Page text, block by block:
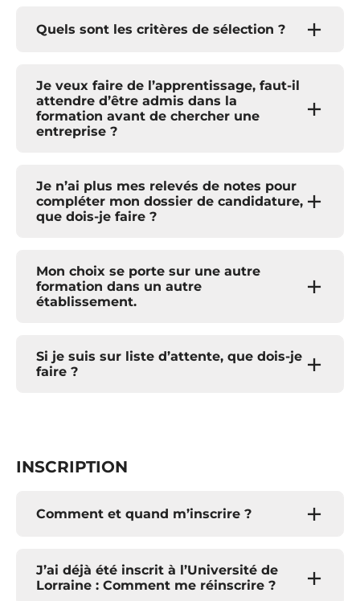
Quels sont les critères de sélection ?
Je veux faire de l’apprentissage, faut-il
attendre d’être admis dans la
formation avant de chercher une
entreprise ?
Je n’ai plus mes relevés de notes pour
compléter mon dossier de candidature,
que dois-je faire ?
Mon choix se porte sur une autre
formation dans un autre
établissement.
Si je suis sur liste d’attente, que dois-je
faire ?
INSCRIPTION
Comment et quand m’inscrire ?
J’ai déjà été inscrit à l’Université de
Lorraine : Comment me réinscrire ?